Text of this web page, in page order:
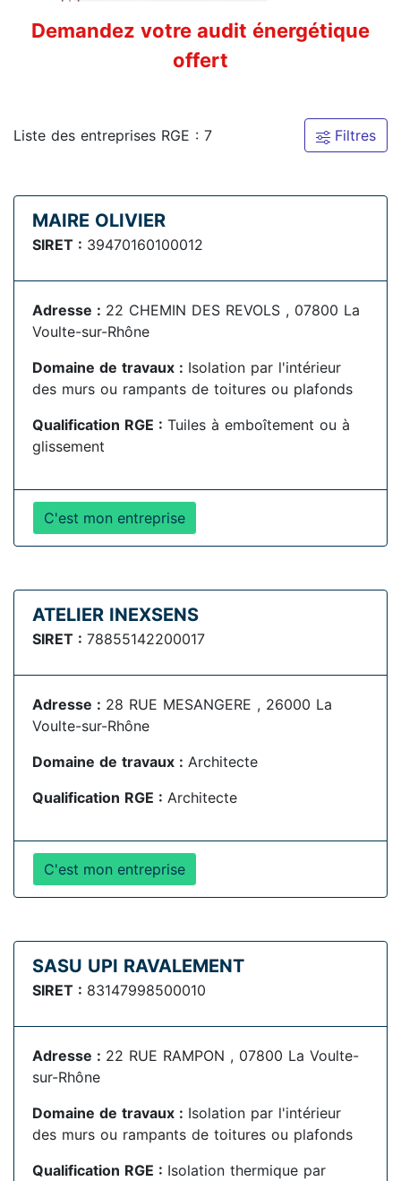
Demandez votre audit énergétique
offert
Liste des entreprises RGE : 7 Filtres
MAIRE OLIVIER
SIRET : 39470160100012
Adresse : 22 CHEMIN DES REVOLS , 07800 La
Voulte-sur-Rhône
Domaine de travaux : Isolation par l'intérieur
des murs ou rampants de toitures ou plafonds
Qualification RGE : Tuiles à emboîtement ou à
glissement
C'est mon entreprise
ATELIER INEXSENS
SIRET : 78855142200017
Adresse : 28 RUE MESANGERE , 26000 La
Voulte-sur-Rhône
Domaine de travaux : Architecte
Qualification RGE : Architecte
C'est mon entreprise
SASU UPI RAVALEMENT
SIRET : 83147998500010
Adresse : 22 RUE RAMPON , 07800 La Voulte-
sur-Rhône
Domaine de travaux : Isolation par l'intérieur
des murs ou rampants de toitures ou plafonds
Qualification RGE : Isolation thermique par